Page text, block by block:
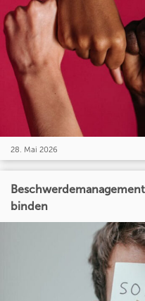
28. Mai 2026
binden